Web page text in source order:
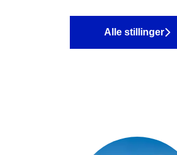
Alle stillinger